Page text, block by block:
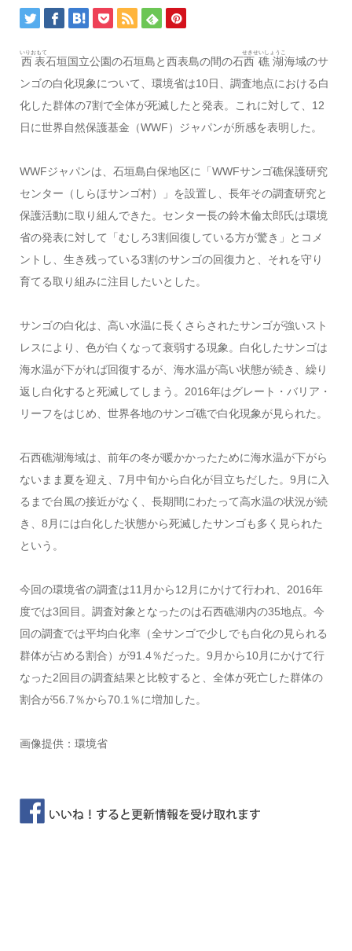
西表
いりおもて
石垣国立公園の石垣島と西表島の間の石西礁湖
せきせいしょうこ
海域のサ
ンゴの白化現象について、環境省は10日、調査地点における白
化した群体の7割で全体が死滅したと発表。これに対して、12
日に世界自然保護基金（WWF）ジャパンが所感を表明した。
WWFジャパンは、石垣島白保地区に「WWFサンゴ礁保護研究
センター（しらほサンゴ村）」を設置し、長年その調査研究と
保護活動に取り組んできた。センター長の鈴木倫太郎氏は環境
省の発表に対して「むしろ3割回復している方が驚き」とコメ
ントし、生き残っている3割のサンゴの回復力と、それを守り
育てる取り組みに注目したいとした。
サンゴの白化は、高い水温に長くさらされたサンゴが強いスト
レスにより、色が白くなって衰弱する現象。白化したサンゴは
海水温が下がれば回復するが、海水温が高い状態が続き、繰り
返し白化すると死滅してしまう。2016年はグレート・バリア・
リーフをはじめ、世界各地のサンゴ礁で白化現象が見られた。
石西礁湖海域は、前年の冬が暖かかったために海水温が下がら
ないまま夏を迎え、7月中旬から白化が目立ちだした。9月に入
るまで台風の接近がなく、長期間にわたって高水温の状況が続
き、8月には白化した状態から死滅したサンゴも多く見られた
という。
今回の環境省の調査は11月から12月にかけて行われ、2016年
度では3回目。調査対象となったのは石西礁湖内の35地点。今
回の調査では平均白化率（全サンゴで少しでも白化の見られる
群体が占める割合）が91.4％だった。9月から10月にかけて行
なった2回目の調査結果と比較すると、全体が死亡した群体の
割合が56.7％から70.1％に増加した。
画像提供：環境省